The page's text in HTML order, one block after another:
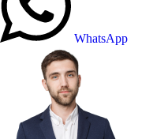
WhatsApp